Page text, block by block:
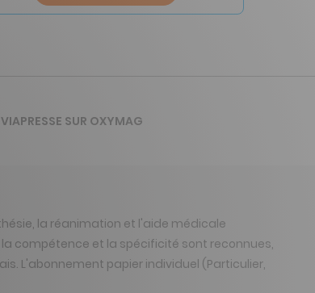
la réanimation et l'aide médicale
compétence et la spécificité sont reconnues,
L'abonnement papier individuel (Particulier,
VIAPRESSE SUR OXYMAG